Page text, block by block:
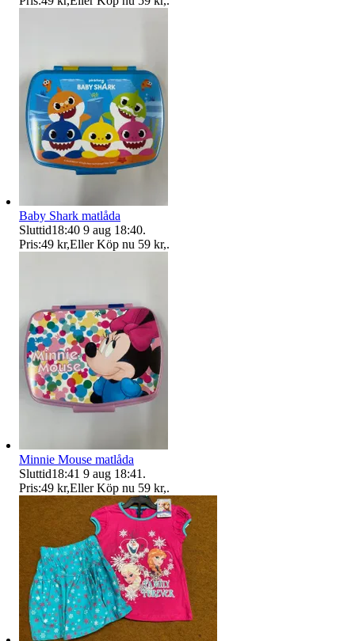
Baby Shark matlåda
Sluttid18:40 9 aug 18:40.
Pris:49 kr,Eller Köp nu 59 kr,.
Minnie Mouse matlåda
Sluttid18:41 9 aug 18:41 .
Pris:49 kr,Eller Köp nu 59 kr,.